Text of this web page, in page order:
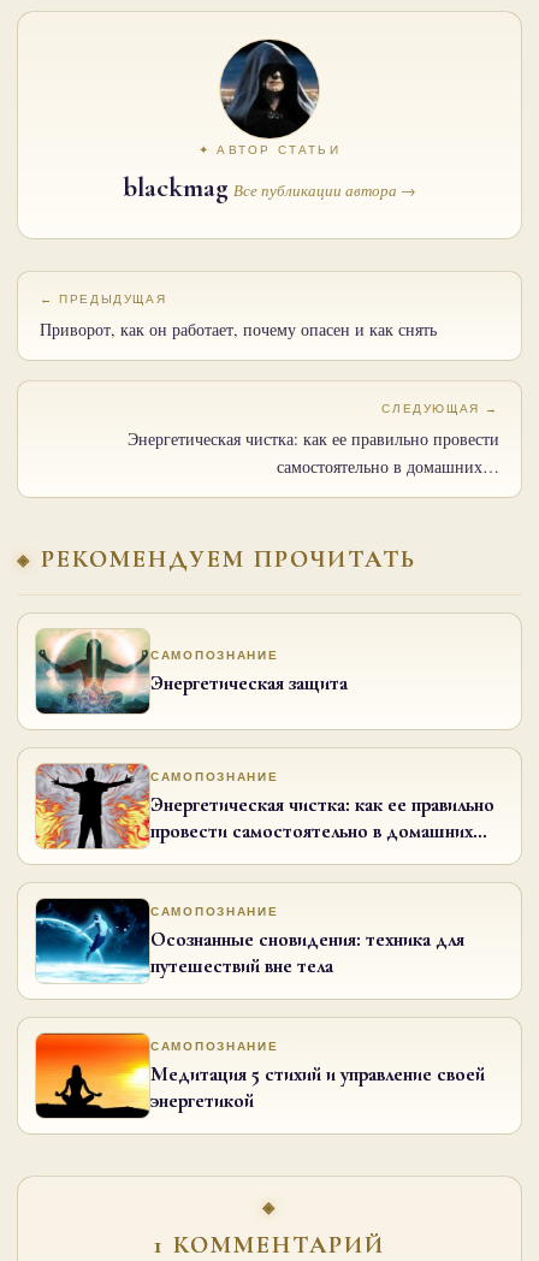
✦ АВТОР СТАТЬИ
blackmag Все публикации автора →
← ПРЕДЫДУЩАЯ
Приворот, как он работает, почему опасен и как снять
СЛЕДУЮЩАЯ →
Энергетическая чистка: как ее правильно провести
самостоятельно в домашних…
РЕКОМЕНДУЕМ ПРОЧИТАТЬ
САМОПОЗНАНИЕ
Энергетическая защита
САМОПОЗНАНИЕ
Энергетическая чистка: как ее правильно
провести самостоятельно в домашних
САМОПОЗНАНИЕ
Осознанные сновидения: техника для
путешествий вне тела
САМОПОЗНАНИЕ
Медитация 5 стихий и управление своей
энергетикой
1 КОММЕНТАРИЙ